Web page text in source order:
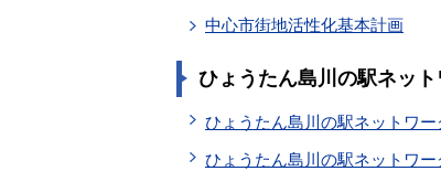
中心市街地活性化基本計画
ひょうたん島川の駅ネッ
ひょうたん島川の駅ネットワー
ひょうたん島川の駅ネットワ